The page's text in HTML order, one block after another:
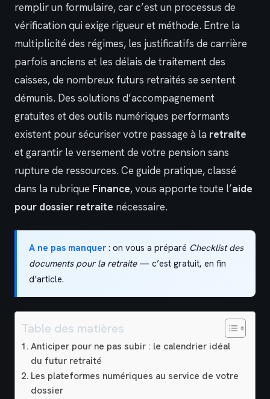
remplir un formulaire, car c’est un processus de
vérification qui exige rigueur et méthode. Entre la
multiplicité des régimes, les justificatifs de carrière
parfois anciens et les délais de traitement des
caisses, de nombreux futurs retraités se sentent
démunis. Des solutions d’accompagnement
gratuites et des outils numériques performants
existent pour sécuriser votre passage à la retraite
et garantir le versement de votre pension sans
rupture de ressources. Ce guide pratique, classé
dans la rubrique Finance, vous apporte toute l’aide
pour dossier retraite nécessaire.
A ne pas manquer : on vous a préparé Checklist des
documents pour la retraite— c’est gratuit, en fin
d’article.
Table des matières
Anticiper pour ne pas subir : le calendrier idéal
du futur retraité
Les plateformes numériques au service de votre
dossier